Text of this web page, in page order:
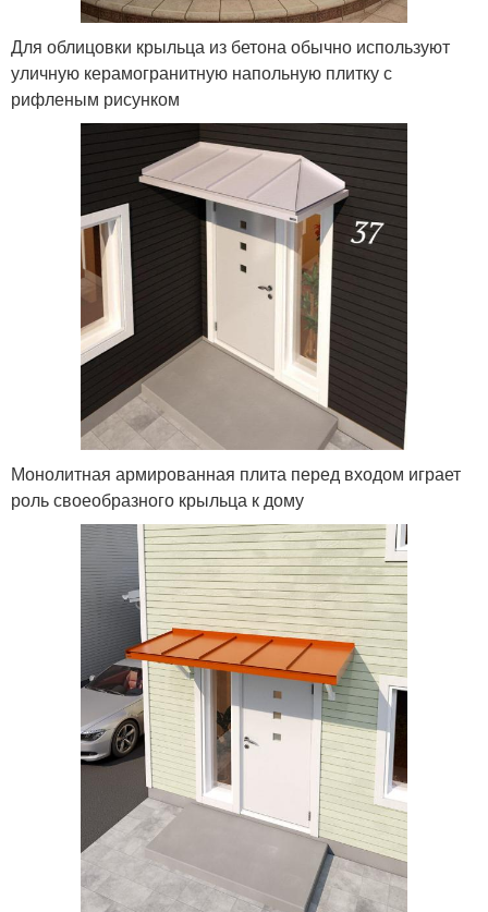
Для облицовки крыльца из бетона обычно используют
уличную керамогранитную напольную плитку с
рифленым рисунком
Монолитная армированная плита перед входом играет
роль своеобразного крыльца к дому